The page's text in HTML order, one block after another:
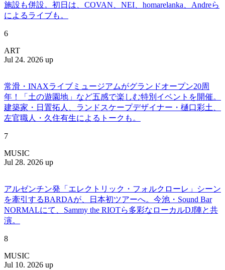
施設も併設。初日は、COVAN、NEI、homarelanka、Andreら
によるライブも。
6
ART
Jul 24. 2026 up
常滑・INAXライブミュージアムがグランドオープン20周
年！「土の遊園地」など五感で楽しむ特別イベントを開催。
建築家・日置拓人、ランドスケープデザイナー・樋口彩土、
左官職人・久住有生によるトークも。
7
MUSIC
Jul 28. 2026 up
アルゼンチン発「エレクトリック・フォルクローレ」シーン
を牽引するBARDAが、日本初ツアーへ。今池・Sound Bar
NORMALにて、Sammy the RIOTら多彩なローカルDJ陣と共
演。
8
MUSIC
Jul 10. 2026 up